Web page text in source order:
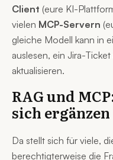
Client (eure KI-
vielen MCP-Servern
gleiche Modell kann in
auslesen, ein Jira-
aktualisieren.
RAG und
sich ergänzen
Da stellt sich für viele,
berechtigterweise die